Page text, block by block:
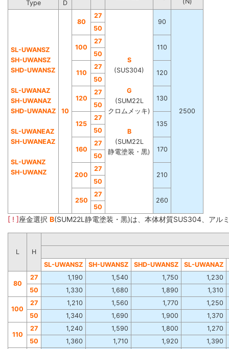
Type D
SL-UWANSZ
SH-UWANSZ
SHD-UWANSZ
SL-UWANAZ
SH-UWANAZ
SHD-UWANAZ
SL-UWANEAZ
SH-UWANEAZ
SL-UWANZ
SH-UWANZ
10
80
27
S
(SUS304)
G
(SUM22L
クロムメッキ)
B
(SUM22L
静電塗装・黒)
90
2500
50
100
27
110
50
110
27
120
50
120
27
130
50
125
27
135
50
160
27
170
50
200
27
210
50
250
27
260
50
[ ! ]座金選択 B(SUM22L静電塗装・黒)は、本体材質SUS304、アル
L
H
SL-UWANSZ
SH-UWANSZ SHD-UWANSZ SL-UWANAZ
80
27 1,190 1,540 1,750
1,230
50
1,330 1,680 1,890 1,310
100
27 1,210 1,560 1,770
1,250
50
1,340 1,690 1,900 1,370
110
27 1,240 1,590 1,800
1,270
50
1,360 1,710 1,920 1,390